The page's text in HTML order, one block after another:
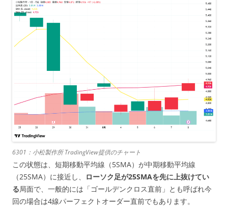
6301：小松製作所 TradingView提供のチャート
この状態は、短期移動平均線（5SMA）が中期移動平均線
（25SMA）に接近し、
ローソク足が25SMAを先に上抜けてい
る局面で、一般的には「ゴールデンクロス直前」とも呼ばれ今
回の場合は4線パーフェクトオーダー直前でもあります。